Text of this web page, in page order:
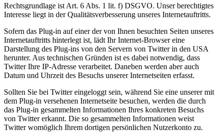
Rechtsgrundlage ist Art. 6 Abs. 1 lit. f) DSGVO. Unser berechtigtes
Interesse liegt in der Qualitätsverbesserung unseres Internetauftritts.
Sofern das Plug-in auf einer der von Ihnen besuchten Seiten unseres
Internetauftritts hinterlegt ist, lädt Ihr Internet-Browser eine
Darstellung des Plug-ins von den Servern von Twitter in den USA
herunter. Aus technischen Gründen ist es dabei notwendig, dass
Twitter Ihre IP-Adresse verarbeitet. Daneben werden aber auch
Datum und Uhrzeit des Besuchs unserer Internetseiten erfasst.
Sollten Sie bei Twitter eingeloggt sein, während Sie eine unserer mit
dem Plug-in versehenen Internetseite besuchen, werden die durch
das Plug-in gesammelten Informationen Ihres konkreten Besuchs
von Twitter erkannt. Die so gesammelten Informationen weist
Twitter womöglich Ihrem dortigen persönlichen Nutzerkonto zu.